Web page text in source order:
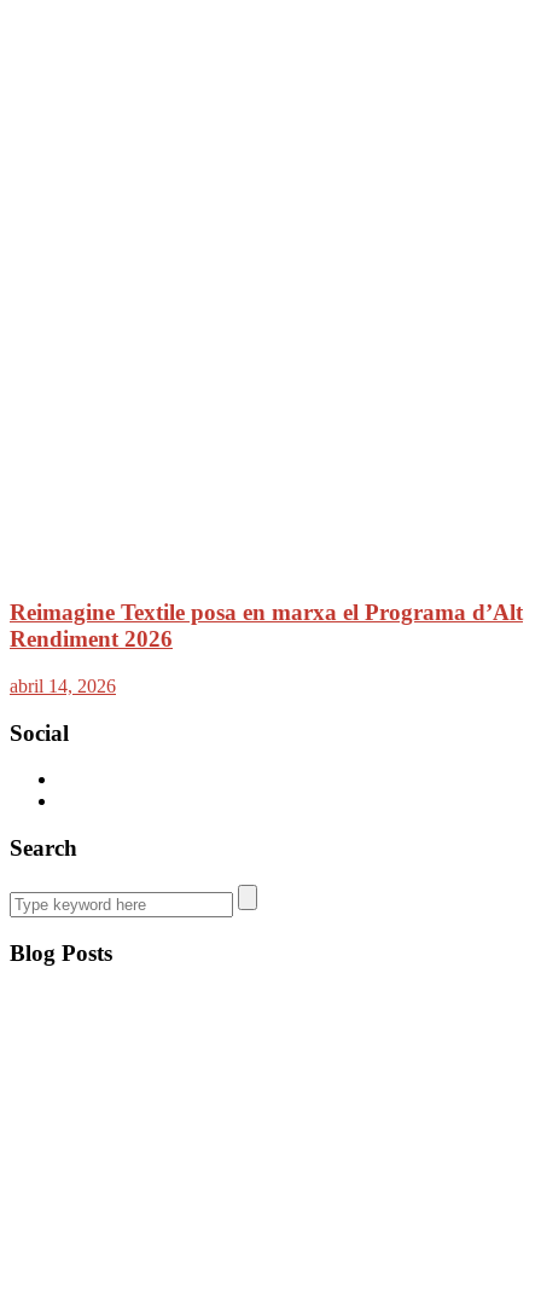
Reimagine Textile posa en marxa el Programa d’Alt
Rendiment 2026
abril 14, 2026
Social
Search
Blog Posts